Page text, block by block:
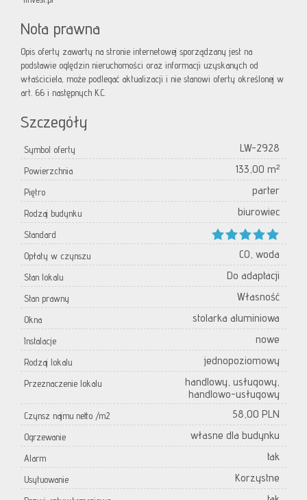
Nota prawna
Opis oferty zawarty na stronie internetowej sporządzany jest na
podstawie oględzin nieruchomości oraz informacji uzyskanych od
właściciela, może podlegać aktualizacji i nie stanowi oferty określonej w
art. 66 i następnych K.C.
Szczegóły
Symbol oferty LW-2928
Powierzchnia 133,00 m²
Piętro parter
Rodzaj budynku biurowiec
Standard
Opłaty w czynszu
CO, woda
Stan lokalu Do adaptacji
Stan prawny Własność
Okna stolarka aluminiowa
Instalacje nowe
Rodzaj lokalu jednopoziomowy
Przeznaczenie lokalu
handlowy, usługowy,
handlowo-usługowy
Czynsz najmu netto /m2 58,00 PLN
Ogrzewanie własne dla budynku
Alarm tak
Usytuowanie Korzystne